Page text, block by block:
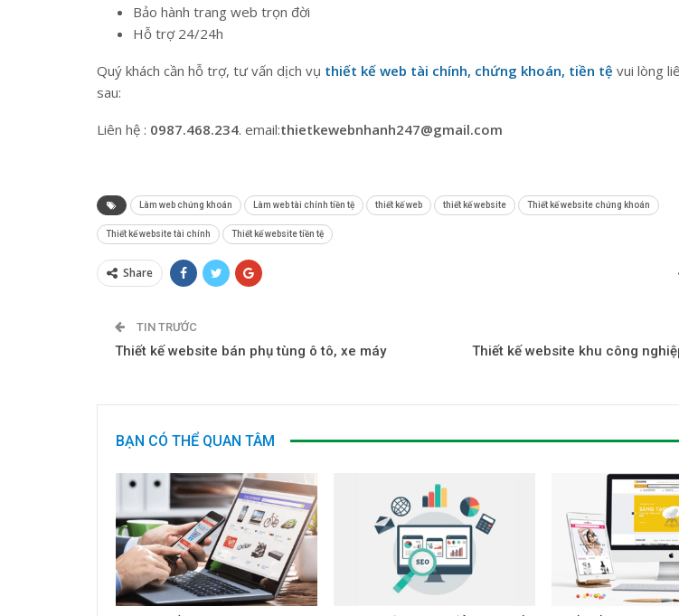
Bảo hành trang web trọn đời
Hỗ trợ 24/24h
Quý khách cần hỗ trợ, tư vấn dịch vụ thiết kế web tài chính, chứng khoán, tiền tệ vui lòng
sau:
Liên hệ : 0987.468.234. email:thietkewebnhanh247@gmail.com
Làm web chứng khoán Làm web tài chính tiền tệ thiết kế web thiết kế website Thiết kế website chứng khoán
Thiết kế website tài chính Thiết kế website tiền tệ
Share
TIN TRƯỚC
Thiết kế website bán phụ tùng ô tô, xe máy
Thiết kế website khu công
BẠN CÓ THỂ QUAN TÂM